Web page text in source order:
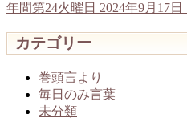
年間第24火曜日 2024年9月17日
カテゴリー
巻頭言より
毎日のみ言葉
未分類